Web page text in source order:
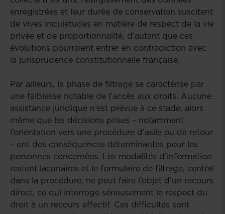
enregistrées et leur durée de conservation suscitent
de vives inquiétudes en matière de respect de la vie
privée et de proportionnalité, d’autant que ces
évolutions pourraient entrer en contradiction avec
la jurisprudence constitutionnelle française.
Par ailleurs, la phase de filtrage se caractérise par
une faiblesse notable de l’accès aux droits. Aucune
assistance juridique n’est prévue à ce stade, alors
même que les décisions prises – notamment
l’orientation vers une procédure d’asile ou de retour
– ont des conséquences déterminantes pour les
personnes concernées. Les modalités d’information
restent lacunaires et le formulaire de filtrage, central
dans la procédure, ne peut faire l’objet d’un recours
direct, ce qui interroge sérieusement le respect du
droit à un recours effectif. Ces difficultés sont